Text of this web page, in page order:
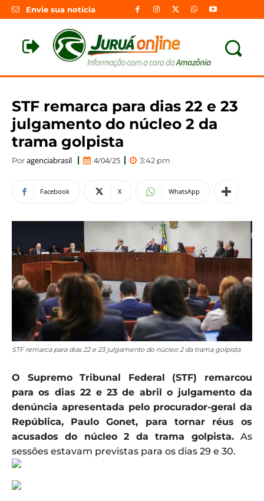
Envie sua notícia
STF remarca para dias 22 e 23
julgamento do núcleo 2 da
trama golpista
Poragenciabrasil 4/04/25 3:42 pm
Facebook X WhatsApp
STF remarca para dias 22 e 23 julgamento do núcleo 2 da trama golpista
O Supremo Tribunal Federal (STF) remarcou
para os dias 22 e 23 de abril o julgamento da
denúncia apresentada pelo procurador-geral da
República, Paulo Gonet, para tornar réus os
acusados do núcleo 2 da trama golpista. As
sessões estavam previstas para os dias 29 e 30.